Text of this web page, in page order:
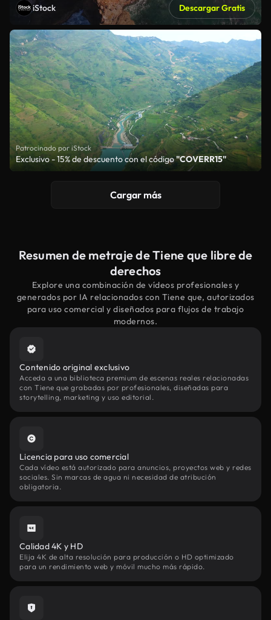
iStock Descargar Gratis
Patrocinado por iStock
Exclusivo - 15% de descuento con el código"COVERR15"
Cargar más
Resumen de metraje de Tiene que libre de
derechos
Explore una combinación de vídeos profesionales y
generados por IA relacionados con Tiene que, autorizados
para uso comercial y diseñados para flujos de trabajo
modernos.
Contenido original exclusivo
Acceda a una biblioteca premium de escenas reales relacionadas
con Tiene que grabadas por profesionales, diseñadas para
storytelling, marketing y uso editorial.
Licencia para uso comercial
Cada vídeo está autorizado para anuncios, proyectos web y redes
sociales. Sin marcas de agua ni necesidad de atribución
obligatoria.
Calidad 4K y HD
Elija 4K de alta resolución para producción o HD optimizado
para un rendimiento web y móvil mucho más rápido.